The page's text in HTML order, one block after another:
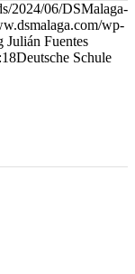
2024/06/DSMalaga-
wp-
Julián Fuentes
Deutsche Schule